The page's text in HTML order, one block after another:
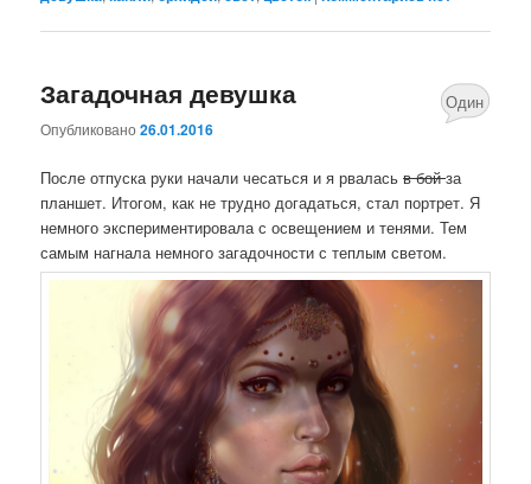
Загадочная девушка
Опубликовано26.01.2016
Один
После отпуска руки начали чесаться и я рваласьв бойза
планшет. Итогом, как не трудно догадаться, стал портрет. Я
немного экспериментировала с освещением и тенями. Тем
самым нагнала немного загадочности с теплым светом.